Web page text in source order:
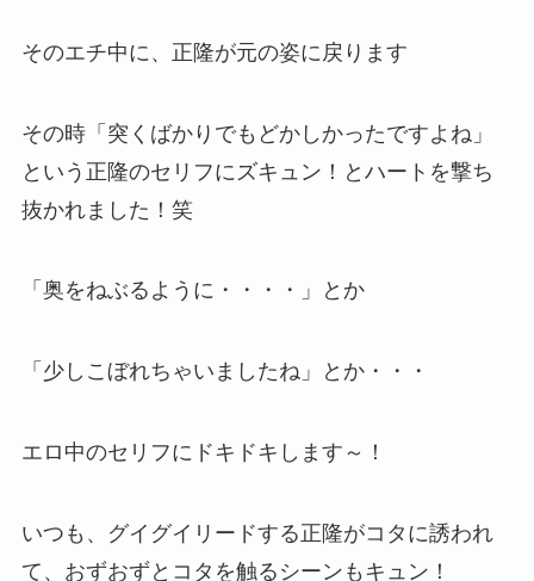
そのエチ中に、正隆が元の姿に戻ります
その時「突くばかりでもどかしかったですよね」
という正隆のセリフにズキュン！とハートを撃ち
抜かれました！笑
「奥をねぶるように・・・・」とか
「少しこぼれちゃいましたね」とか・・・
エロ中のセリフにドキドキします～！
いつも、グイグイリードする正隆がコタに誘われ
て、おずおずとコタを触るシーンもキュン！